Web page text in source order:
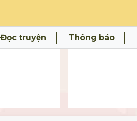
Đọc truyện Thông báo